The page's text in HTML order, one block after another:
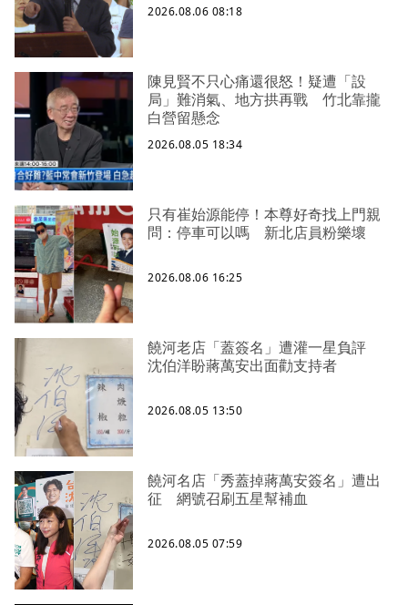
2026.08.06 08:18
陳見賢不只心痛還很怒！疑遭「設
局」難消氣、地方拱再戰 竹北靠攏
白營留懸念
2026.08.05 18:34
只有崔始源能停！本尊好奇找上門親
問：停車可以嗎 新北店員粉樂壞
2026.08.06 16:25
饒河老店「蓋簽名」遭灌一星負評
沈伯洋盼蔣萬安出面勸支持者
2026.08.05 13:50
饒河名店「秀蓋掉蔣萬安簽名」遭出
征 網號召刷五星幫補血
2026.08.05 07:59